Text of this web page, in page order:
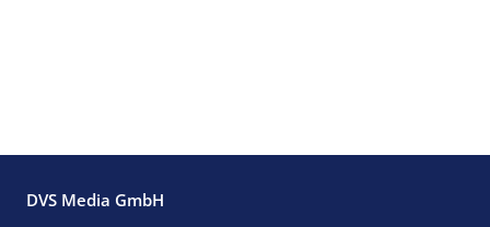
DVS Media GmbH